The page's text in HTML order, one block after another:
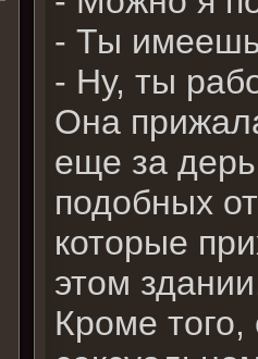
- Ты
- Ну, ты
Она
еще за
подобных
которые
этом
Кроме